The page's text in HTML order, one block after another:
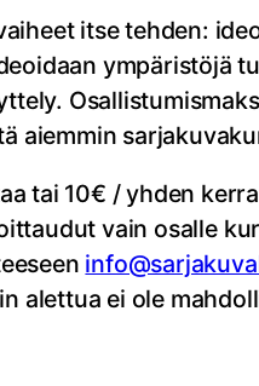
itse tehden:
ympäristöjä
aiemmin
tai 10€ / yhden
vain osalle
alettua ei ole